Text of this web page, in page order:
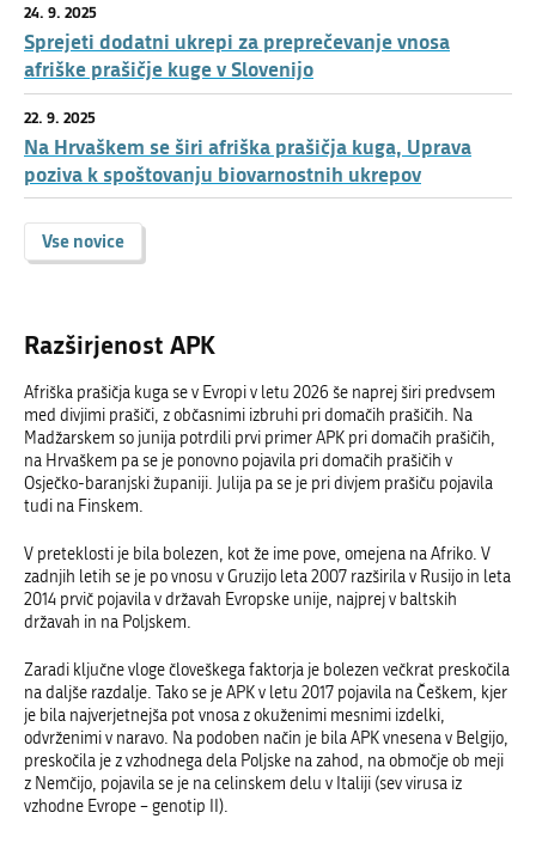
24. 9. 2025
Sprejeti dodatni ukrepi za preprečevanje vnosa
afriške prašičje kuge v Slovenijo
22. 9. 2025
Na Hrvaškem se širi afriška prašičja kuga, Uprava
poziva k spoštovanju biovarnostnih ukrepov
Vse novice
Razširjenost APK
Afriška prašičja kuga se v Evropi v letu 2026 še naprej širi predvsem
med divjimi prašiči, z občasnimi izbruhi pri domačih prašičih. Na
Madžarskem so junija potrdili prvi primer APK pri domačih prašičih,
na Hrvaškem pa se je ponovno pojavila pri domačih prašičih v
Osječko-baranjski županiji. Julija pa se je pri divjem prašiču pojavila
tudi na Finskem.
V preteklosti je bila bolezen, kot že ime pove, omejena na Afriko. V
zadnjih letih se je po vnosu v Gruzijo leta 2007 razširila v Rusijo in leta
2014 prvič pojavila v državah Evropske unije, najprej v baltskih
državah in na Poljskem.
Zaradi ključne vloge človeškega faktorja je bolezen večkrat preskočila
na daljše razdalje. Tako se je APK v letu 2017 pojavila na Češkem, kjer
je bila najverjetnejša pot vnosa z okuženimi mesnimi izdelki,
odvrženimi v naravo. Na podoben način je bila APK vnesena v Belgijo,
preskočila je z vzhodnega dela Poljske na zahod, na območje ob meji
z Nemčijo, pojavila se je na celinskem delu v Italiji (sev virusa iz
vzhodne Evrope – genotip II).